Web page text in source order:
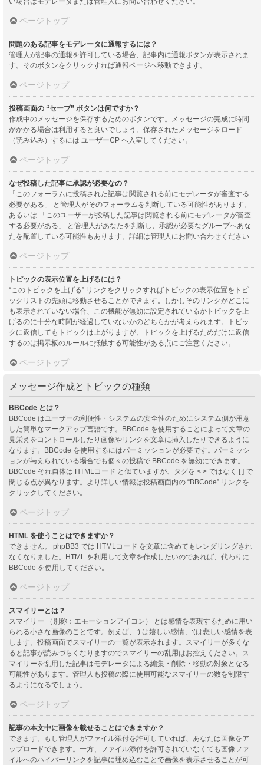
ページトップ
問題のある記事をモデレータに通報するには？
管理人が記事の通報を許可している場合、記事内に通報ボタンが表示されま
す。そのボタンをクリックすれば通報ページへ移動できます。
ページトップ
投稿画面の “セーブ” ボタンは何ですか？
作成中のメッセージを保存するためのボタンです。メッセージの完成に時間
がかかる場合は利用すると良いでしょう。保存されたメッセージをロード
（読み込み）するには ユーザーCP へ入室してください。
ページトップ
なぜ投稿した記事に承認が必要なの？
「このフォーラムに投稿された記事は閲覧される前にモデレータが審査する
必要がある」 と管理人がそのフォーラムを判断している可能性があります。
あるいは 「このユーザーが投稿した記事は閲覧される前にモデレータが審査
する必要がある」 と管理人があなたを判断し、承認が必要なグループへあな
たを配置している可能性もあります。詳細は管理人にお問い合わせください
ページトップ
トピックの表示位置を上げるには？
“このトピックを上げる” リンクをクリックすればトピックの表示位置をトピ
ックリストの先頭に移動させることができます。しかしそのリンクがどこに
も表示されていない場合、この機能が無効に設定されているかトピックを上
げるのに十分な時間が経過していないかのどちらかが考えられます。トピッ
クに返信してもトピックは上がりますが、トピックを上げるためだけに返信
するのは掲示板のルールに抵触する可能性がある点にご注意ください。
ページトップ
メッセージ作成とトピックの種類
BBCode とは？
BBCode はユーザーの利便性・システムの安全性のためにシステム側が用意
した簡単なマークアップ言語です。BBCode を使用することによって文章の
見栄えをコントロールしたり画像やリンクを文章に挿入したりできるように
なります。BBCode を使用するにはパーミッションが必要です。パーミッシ
ョンが与えられている場合でも個々の投稿で BBCode を無効にできます。
BBCode それ自体は HTMLコード と似ていますが、タグを < > ではなく [ ] で
閉じる点が異なります。より詳しい情報は投稿画面内の “BBCode” リンクを
クリックしてください。
ページトップ
HTML を使うことはできますか？
できません。 phpBB3 では HTMLコード を文章に含めてもレンダリングされ
なくなりました。HTML を利用して文章を作成したいのであれば、代わりに
BBCode を使用してください。
ページトップ
スマイリーとは？
スマイリー （別称：エモーションアイコン） とは感情を表現するために用い
られる小さな画像のことです。例えば、:) は嬉しい感情、:(は悲しい感情を表
します。投稿画面でスマイリーの一覧が表示されます。スマイリーが多くな
ると記事が読みづらくなりますのでスマイリーの乱用はお控えください。ス
マイリーを乱用した記事はモデレータによる編集・削除・移動の対象となる
可能性があります。管理人も投稿の際に使用可能なスマイリーの数を制限す
るようになるでしょう。
ページトップ
記事の本文中に画像を載せることはできますか？
できます。もし管理人がファイル添付を許可していれば、あなたは画像をア
ップロードできます。一方、ファイル添付を許可されていなくても画像ファ
イルへのハイパーリンクを記事に埋め込むことで画像を表示させることが可